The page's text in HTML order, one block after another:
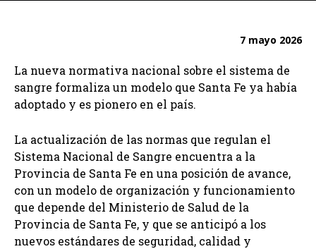
7 mayo 2026
La nueva normativa nacional sobre el sistema de
sangre formaliza un modelo que Santa Fe ya había
adoptado y es pionero en el país.
La actualización de las normas que regulan el
Sistema Nacional de Sangre encuentra a la
Provincia de Santa Fe en una posición de avance,
con un modelo de organización y funcionamiento
que depende del Ministerio de Salud de la
Provincia de Santa Fe, y que se anticipó a los
nuevos estándares de seguridad, calidad y